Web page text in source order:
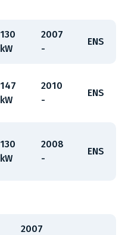
130
kW
2007
-
ENS
147
kW
2010
-
ENS
130
kW
2008
-
ENS
2007